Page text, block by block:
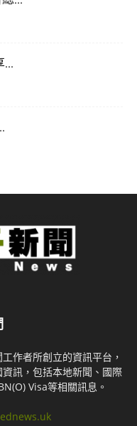
...
作者所創立的資訊平台，
訊，包括本地新聞、國際
Visa等相關訊息。